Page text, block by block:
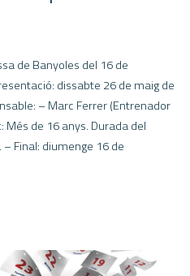
de Banyoles del 16 de
dissabte 26 de maig de
– Marc Ferrer (Entrenador
Més de 16 anys. Durada del
Final: diumenge 16 de